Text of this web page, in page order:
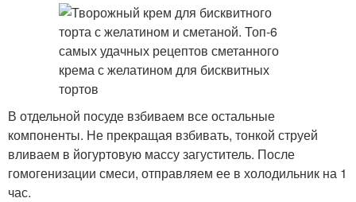
В отдельной посуде взбиваем все остальные
компоненты. Не прекращая взбивать, тонкой струей
вливаем в йогуртовую массу загуститель. После
гомогенизации смеси, отправляем ее в холодильник на 1
час.